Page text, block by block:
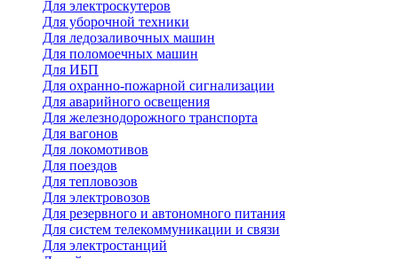
Для электроскутеров
Для уборочной техники
Для ледозаливочных машин
Для поломоечных машин
Для ИБП
Для охранно-пожарной сигнализации
Для аварийного освещения
Для железнодорожного транспорта
Для вагонов
Для локомотивов
Для поездов
Для тепловозов
Для электровозов
Для резервного и автономного питания
Для систем телекоммуникации и связи
Для электростанций